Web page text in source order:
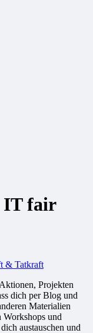
IT fair
& Tatkraft
Projekten
dich per Blog und
Materialien
Workshops und
austauschen und